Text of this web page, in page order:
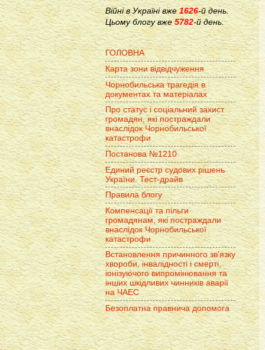
Війні в Україні вже1626-й день.
Цьому блогу вже 5782-й день.
ГОЛОВНА
Карта зони відвідчуження
Чорнобильська трагедія в
документах та матеріалах
Про статус і соціальний захист
громадян, які постраждали
внаслідок Чорнобильської
катастрофи
Постанова №1210
Единий реєстр судових рішень
України. Тест-драйв
Правила блогу
Компенсації та пільги
громадянам, які постраждали
внаслідок Чорнобильської
катастрофи
Встановлення причинного зв'язку
хвороби, інвалідності і смерті,
іонізуючого випромінювання та
інших шкідливих чинників аварії
на ЧАЕС
Безоплатна правнича допомога